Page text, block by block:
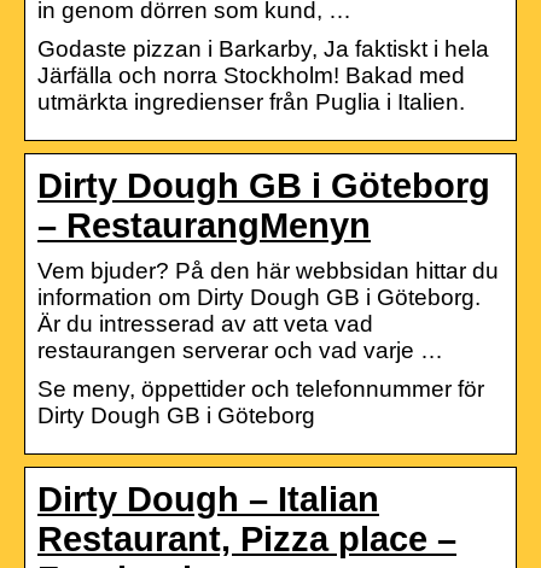
in genom dörren som kund, …
Godaste pizzan i Barkarby, Ja faktiskt i hela
Järfälla och norra Stockholm! Bakad med
utmärkta ingredienser från Puglia i Italien.
Dirty Dough GB i Göteborg
– RestaurangMenyn
Vem bjuder? På den här webbsidan hittar du
information om Dirty Dough GB i Göteborg.
Är du intresserad av att veta vad
restaurangen serverar och vad varje …
Se meny, öppettider och telefonnummer för
Dirty Dough GB i Göteborg
Dirty Dough – Italian
Restaurant, Pizza place –